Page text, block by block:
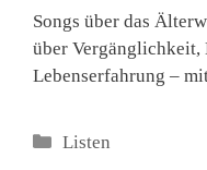
Songs über das
über Vergänglichkeit,
Lebenserfahrung –
Kategorien
Listen